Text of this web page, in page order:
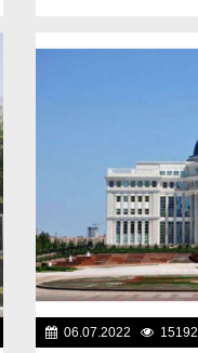
06.07.2022 15192